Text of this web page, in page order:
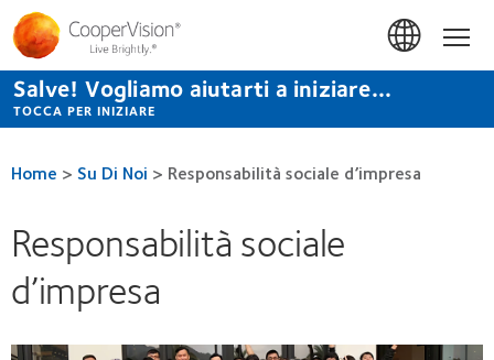
Salta
contenuto
principale
Salve! Vogliamo aiutarti a iniziare...
TOCCA PER INIZIARE
Home > Su Di Noi > Responsabilità sociale d’impresa
Responsabilità sociale
d’impresa